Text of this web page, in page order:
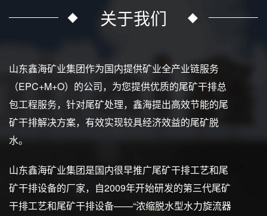
关于我们
山东鑫海矿业集团作为国内提供矿业全产业链服务
（EPC+M+O）的公司，为您提供优质的尾矿干排总
包工程服务，针对尾矿处理，鑫海提出高效节能的尾
矿干排解决方案，有效实现较具经济效益的尾矿脱
水。
山东鑫海矿业集团是国内很早推广尾矿干排工艺和尾
矿干排设备的厂家，自2009年开始研发的第三代尾矿
干排工艺和尾矿干排设备——“浓缩脱水型水力旋流器